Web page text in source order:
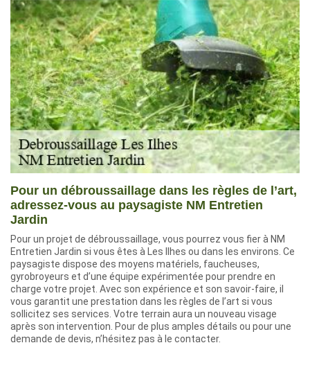
Pour un débroussaillage dans les règles de l’art,
adressez-vous au paysagiste NM Entretien
Jardin
Pour un projet de débroussaillage, vous pourrez vous fier à NM
Entretien Jardin si vous êtes à Les Ilhes ou dans les environs. Ce
paysagiste dispose des moyens matériels, faucheuses,
gyrobroyeurs et d’une équipe expérimentée pour prendre en
charge votre projet. Avec son expérience et son savoir-faire, il
vous garantit une prestation dans les règles de l’art si vous
sollicitez ses services. Votre terrain aura un nouveau visage
après son intervention. Pour de plus amples détails ou pour une
demande de devis, n’hésitez pas à le contacter.